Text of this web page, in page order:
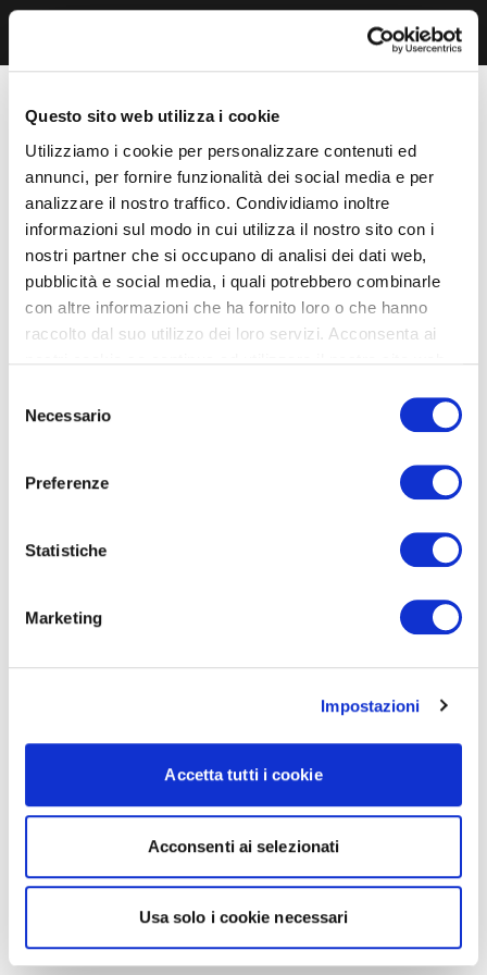
Questo sito web utilizza i cookie
Utilizziamo i cookie per personalizzare contenuti ed
annunci, per fornire funzionalità dei social media e per
analizzare il nostro traffico. Condividiamo inoltre
informazioni sul modo in cui utilizza il nostro sito con i
nostri partner che si occupano di analisi dei dati web,
pubblicità e social media, i quali potrebbero combinarle
con altre informazioni che ha fornito loro o che hanno
raccolto dal suo utilizzo dei loro servizi. Acconsenta ai
delNecessario
Preferenze
Statistiche
Marketing
Impostazioni
Accetta tutti i cookie
Acconsenti ai selezionati
Usa solo i cookie necessari